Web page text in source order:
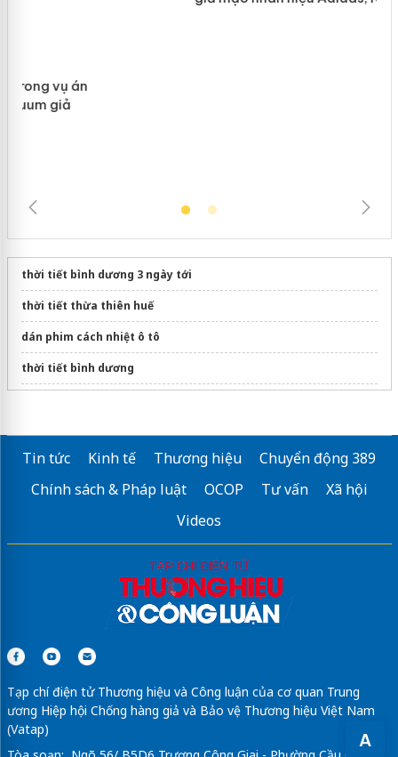
A
thời tiết bình dương 3 ngày tới
thời tiết thừa thiên huế
dán phim cách nhiệt ô tô
thời tiết bình dương
thời tiết Đắk Lắk
Tin tức Kinh tế Thương hiệu
Chuyển động 389
Chính sách & Pháp luật
OCOP Tư vấn
Xã hội
Videos
Tạp chí điện tử Thương hiệu và Công luận của cơ quan Trung
ương Hiệp hội Chống hàng giả và Bảo vệ Thương hiệu Việt Nam
(Vatap)